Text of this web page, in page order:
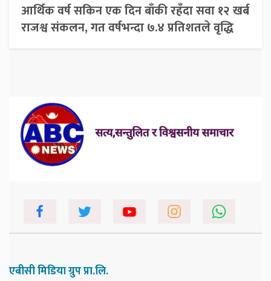
आर्थिक वर्ष सकिन एक दिन बाँकी रहँदा सवा १२ खर्ब
राजश्व संकलन, गत वर्षभन्दा ७.४ प्रतिशतले वृद्धि
एबीसी मिडिया ग्रुप प्रा.लि.